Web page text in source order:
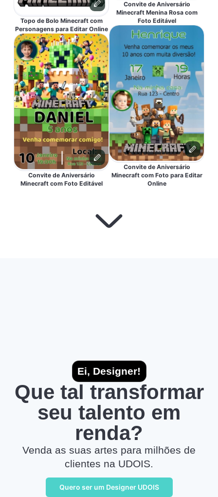
Topo de Bolo Minecraft com
Personagens para Editar Online
Convite de Aniversário
Minecraft com Foto Editável
Convite de Aniversário
Minecraft Menina Rosa com
Foto Editável
Convite de Aniversário
Minecraft com Foto para Editar
Online
Ei, Designer!
Que tal transformar
seu talento em
renda?
Venda as suas artes para milhões de
clientes na UDOIS.
Quero ser um Designer UDOIS